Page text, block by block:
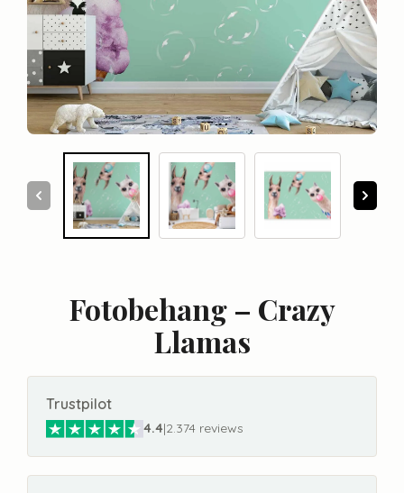
Fotobehang – Crazy
Llamas
Trustpilot
4.4|2.374 reviews